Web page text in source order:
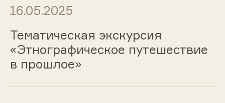
16.05.2025
Тематическая экскурсия
«Этнографическое путешествие
в прошлое»